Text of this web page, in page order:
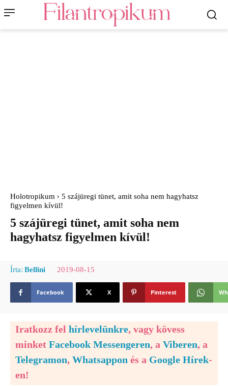
Holotropikum
5 szájüregi tünet, amit soha nem hagyhatsz
figyelmen kívül!
5 szájüregi tünet, amit soha nem
hagyhatsz figyelmen kívül!
Írta: Bellini 2019-08-15
Facebook X Pinterest
Iratkozz fel hírlevelünkre, vagy kövess
minket Facebook Messengeren, a Viberen, a
Telegramon, Whatsappon és a Google Hírek-
en!